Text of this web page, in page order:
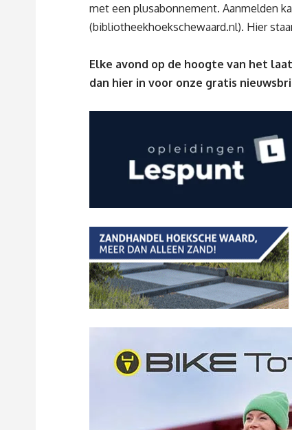
met een plusabonnement. Aanmelden
(bibliotheekhoekschewaard.nl). Hier
Elke avond op de hoogte van het
dan hier in voor onze gratis